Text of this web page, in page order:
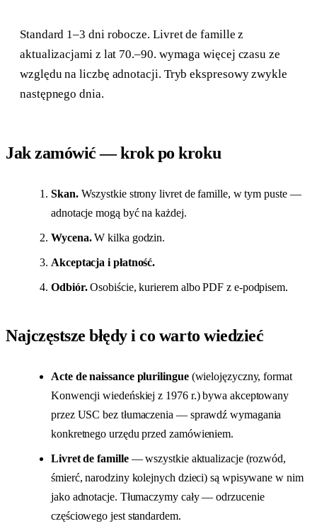
Standard 1–3 dni robocze. Livret de famille z
aktualizacjami z lat 70.–90. wymaga więcej czasu ze
względu na liczbę adnotacji. Tryb ekspresowy zwykle
następnego dnia.
Jak zamówić — krok po kroku
Skan.Wszystkie strony livret de famille, w tym puste —
adnotacje mogą być na każdej.
Wycena.W kilka godzin.
Akceptacja i płatność.
Odbiór.Osobiście, kurierem albo PDF z e-podpisem.
Najczęstsze błędy i co warto wiedzieć
Acte de naissance plurilingue(wielojęzyczny, format
Konwencji wiedeńskiej z 1976 r.) bywa akceptowany
przez USC bez tłumaczenia — sprawdź wymagania
konkretnego urzędu przed zamówieniem.
Livret de famille— wszystkie aktualizacje (rozwód,
śmierć, narodziny kolejnych dzieci) są wpisywane w nim
jako adnotacje. Tłumaczymy cały — odrzucenie
częściowego jest standardem.